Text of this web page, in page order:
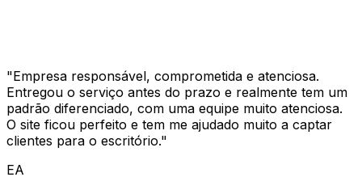
"Empresa responsável, comprometida e atenciosa.
Entregou o serviço antes do prazo e realmente tem um
padrão diferenciado, com uma equipe muito atenciosa.
O site ficou perfeito e tem me ajudado muito a captar
clientes para o escritório."
EA